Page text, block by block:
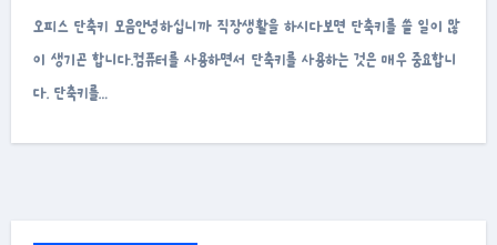
오피스 단축키 모음안녕하십니까 직장생활을 하시다보면 단축키를 쓸 일이 많
이 생기곤 합니다.컴퓨터를 사용하면서 단축키를 사용하는 것은 매우 중요합니
다. 단축키를…